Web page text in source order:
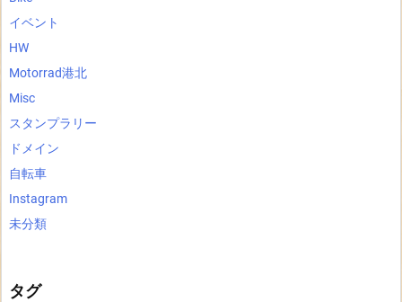
イベント
HW
Motorrad港北
Misc
スタンプラリー
ドメイン
自転車
Instagram
未分類
タグ